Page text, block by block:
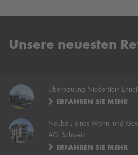
Unsere neuesten
Überbauung Niederstein
ERFAHREN SIE MEHR
Neubau eines Wohn- und
AG, Schweiz
ERFAHREN SIE MEHR